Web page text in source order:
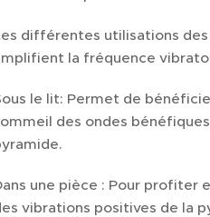
différentes utilisations
la fréquence
le lit: Permet de
des ondes
une pièce : Pour profiter
vibrations positives de la